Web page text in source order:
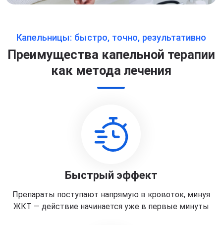
Капельницы: быстро, точно, результативно
Преимущества капельной терапии
как метода лечения
Быстрый эффект
Препараты поступают напрямую в кровоток, минуя
ЖКТ — действие начинается уже в первые минуты